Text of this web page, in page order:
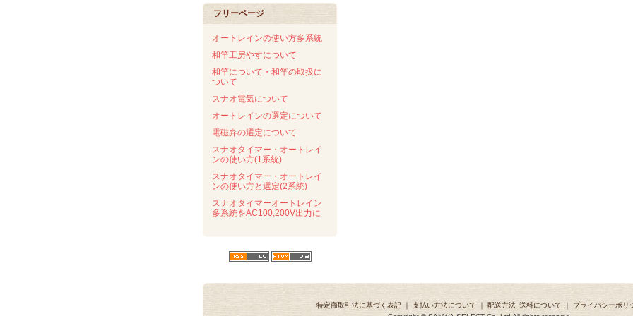
フリーページ
オートレインの使い方多系統
和竿工房やすについて
和竿について・和竿の取扱に
ついて
スナオ電気について
オートレインの選定について
電磁弁の選定について
スナオタイマー・オートレイ
ンの使い方(1系統)
スナオタイマー・オートレイ
ンの使い方と選定(2系統)
スナオタイマーオートレイン
多系統をAC100,200V出力に
特定商取引法に基づく表記 ｜ 支払い方法について ｜ 配送方法･送料について ｜ プライバシーポリ